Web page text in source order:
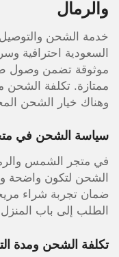
والرمال
السعودية احترافية
موثوقة تضمن وصول
ممتازة. تكلفة الشحن
وهناك خيار الشحن
سياسة الشحن في
في متجر الشمس
الشحن لتكون واضحة
ضمان تجربة شراء
الطلب إلى باب
تكلفة الشحن ومدة